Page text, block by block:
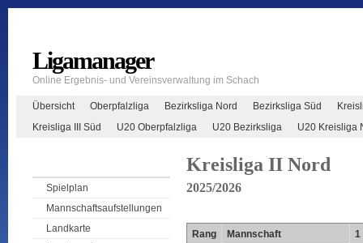
Ligamanager
Online Ergebnis- und Vereinsverwaltung im Schach
Übersicht Oberpfalzliga Bezirksliga Nord Bezirksliga Süd
Kreisliga III Süd
U20 Oberpfalzliga U20 Bezirksliga U20 Kreisliga
Spielplan
Mannschaftsaufstellungen
Landkarte
Kreisliga II Nord
2025/2026
Rang Mannschaft
1